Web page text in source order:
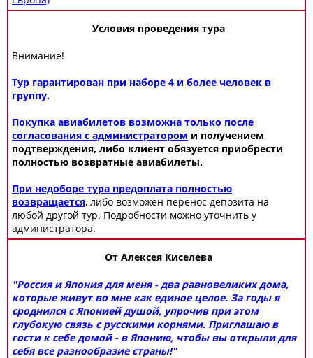
Условия проведения тура
Внимание!
Тур гарантирован при наборе 4 и более человек в
группу.
Покупка авиабилетов возможна только после
согласования с администратором и получением
подтверждения, либо клиент обязуется приобрести
полностью возвратные авиабилеты.
При недоборе тура предоплата полностью
возвращается, либо возможен перенос депозита на
любой другой тур. Подробности можно уточнить у
администратора.
От Алексея Киселева
"Россия и Япония для меня - два равновеликих дома,
которые живут во мне как единое целое. За годы я
сроднился с Японией душой, упрочив при этом
глубокую связь с русскими корнями. Приглашаю в
гости к себе домой - в Японию, чтобы вы открыли для
себя все разнообразие страны!"